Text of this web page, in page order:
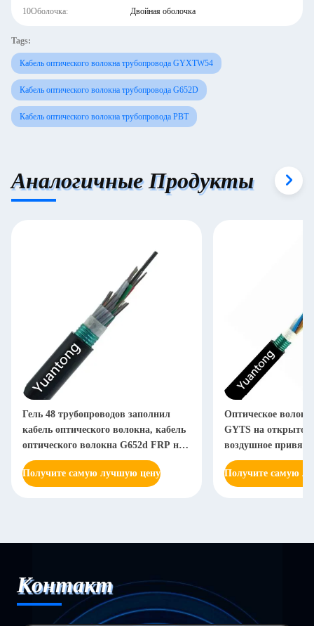
10Оболочка: Двойная оболочка
Tags:
Кабель оптического волокна трубопровода GYXTW54
Кабель оптического волокна трубопровода G652D
Кабель оптического волокна трубопровода PBT
Аналогичные Продукты
Гель 48 трубопроводов заполнил
кабель оптического волокна, кабель
оптического волокна G652d FRP на
открытом воздухе Armored
Получите самую лучшую цену
Оптическое
GYTS на открытом
воздушное
водоустойчивое
Получите самую
Контакт